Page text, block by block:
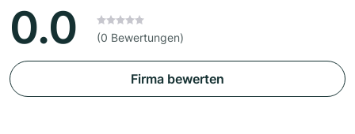
0.0 (0 Bewertungen)
Firma bewerten